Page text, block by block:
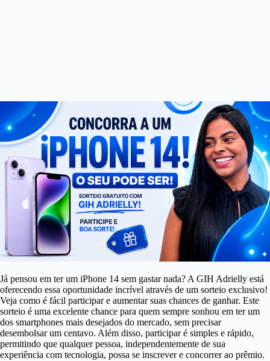
Já pensou em ter um iPhone 14 sem gastar nada? A GIH Adrielly está
oferecendo essa oportunidade incrível através de um sorteio exclusivo!
Veja como é fácil participar e aumentar suas chances de ganhar. Este
sorteio é uma excelente chance para quem sempre sonhou em ter um
dos smartphones mais desejados do mercado, sem precisar
desembolsar um centavo. Além disso, participar é simples e rápido,
permitindo que qualquer pessoa, independentemente de sua
experiência com tecnologia, possa se inscrever e concorrer ao prêmio.